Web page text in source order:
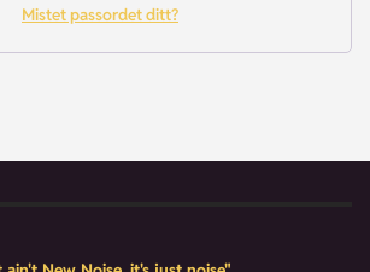
Mistet passordet ditt?